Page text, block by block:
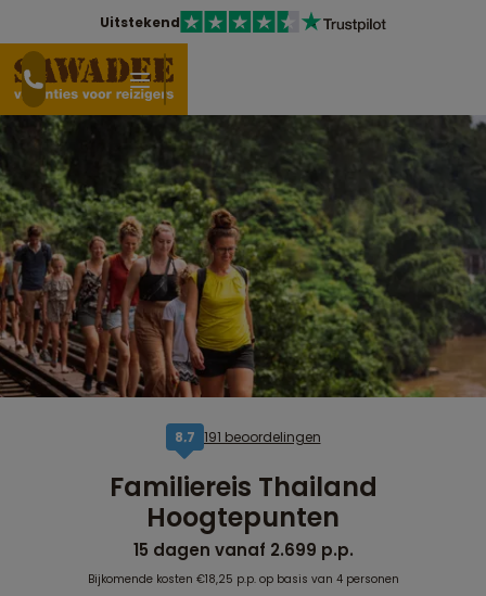
Uitstekend
8,7 191 beoordelingen
Familiereis Thailand
Hoogtepunten
15 dagen vanaf 2.699 p.p.
Bijkomende kosten €18,25 p.p. op basis van 4 personen